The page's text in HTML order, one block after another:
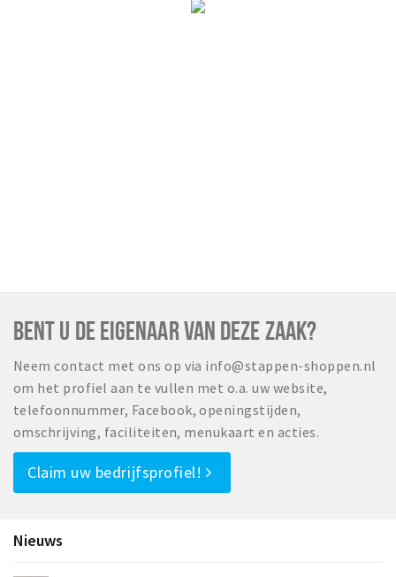
BENT U DE EIGENAAR VAN DEZE ZAAK?
Neem contact met ons op via info@stappen-shoppen.nl
om het profiel aan te vullen met o.a. uw website,
telefoonnummer, Facebook, openingstijden,
omschrijving, faciliteiten, menukaart en acties.
Claim uw bedrijfsprofiel!
Nieuws